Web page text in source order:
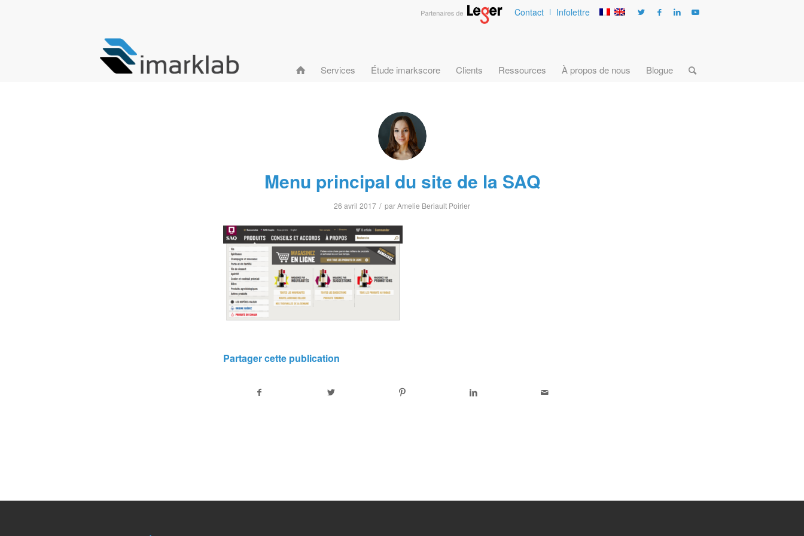
Contact Infolettre
Services Étude imarkscore Clients Ressources À propos de nous Blogue
Menu principal du site de la SAQ
26 avril 2017 / parAmelie Beriault Poirier
Partager cette publication